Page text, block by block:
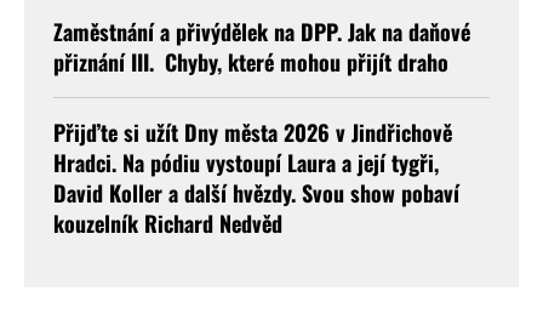
Zaměstnání a přivýdělek na DPP. Jak na daňové
přiznání III. Chyby, které mohou přijít draho
Přijďte si užít Dny města 2026 v Jindřichově
Hradci. Na pódiu vystoupí Laura a její tygři,
David Koller a další hvězdy. Svou show pobaví
kouzelník Richard Nedvěd